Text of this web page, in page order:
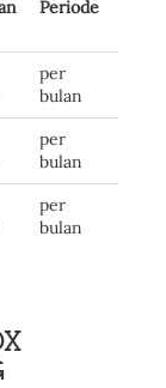
Periode
per
bulan
per
bulan
per
bulan